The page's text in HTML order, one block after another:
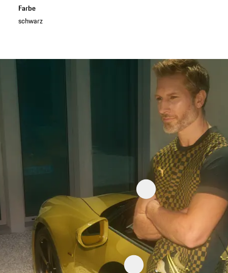
Farbe
schwarz